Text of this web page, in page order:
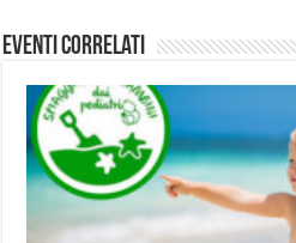
Eventi Correlati